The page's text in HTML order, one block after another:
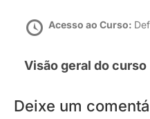
Acesso ao Curso:
Visão geral do curso
Deixe um